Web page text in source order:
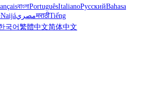
বাংলাPortuguêsItalianoРусскийBahasa
NaijáمصريमराठीTiếng
국어繁體中文简体中文